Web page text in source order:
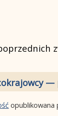
opublikowana